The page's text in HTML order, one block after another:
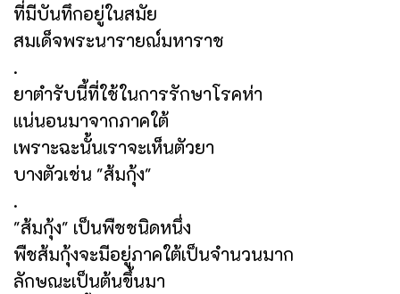
ที่มีบันทึกอยู่ในสมัย
สมเด็จพระนารายณ์มหาราช
.
ยาตำรับนี้ที่ใช้ในการรักษาโรคห่า
แน่นอนมาจากภาคใต้
เพราะฉะนั้นเราจะเห็นตัวยา
บางตัวเช่น "ส้มกุ้ง"
.
"ส้มกุ้ง" เป็นพืชชนิดหนึ่ง
พืชส้มกุ้งจะมีอยู่ภาคใต้เป็นจำนวนมาก
ลักษณะเป็นต้นขึ้นมา